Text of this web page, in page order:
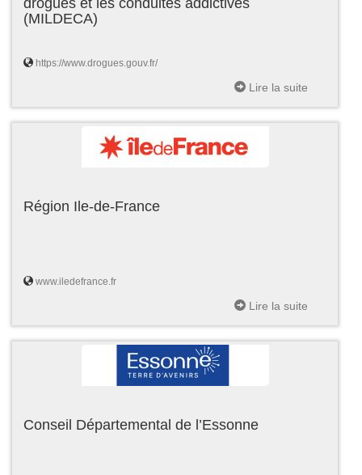
(MILDECA)
https://www.drogues.gouv.fr/
Lire la suite
Région Ile-de-France
www.iledefrance.fr
Lire la suite
Conseil Départemental de l’Essonne